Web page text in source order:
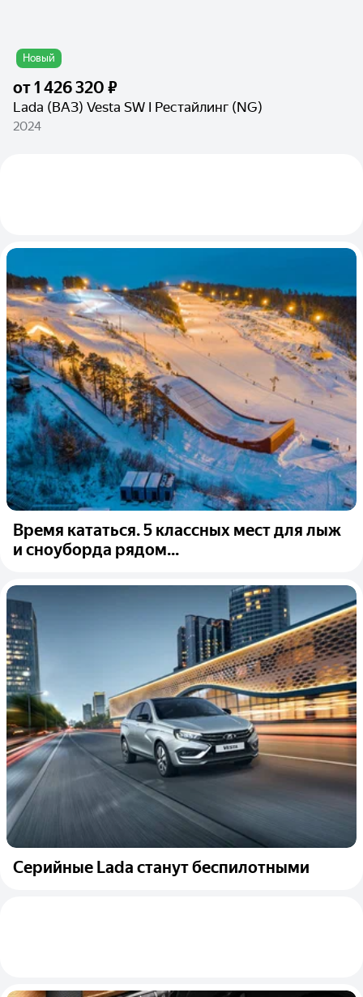
Новый
от1 426 320 ₽
Lada (ВАЗ) Vesta SW I Рестайлинг (NG)
2024
Время кататься. 5 классных мест для лыж
и сноуборда рядом...
Серийные Lada станут беспилотными